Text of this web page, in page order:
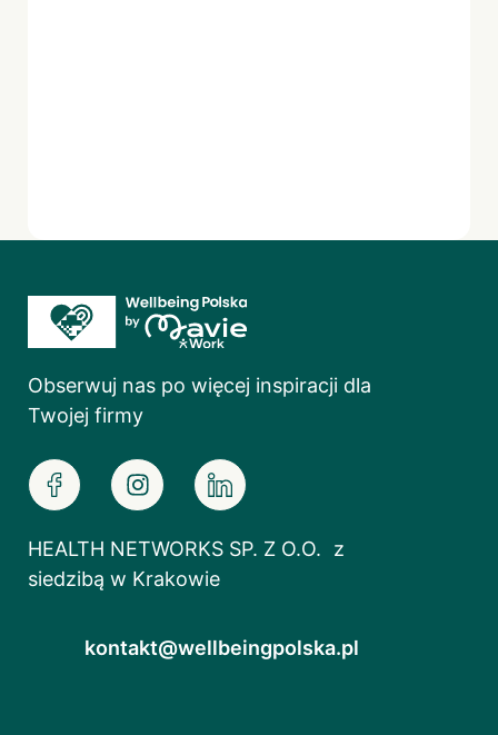
Obserwuj nas po więcej inspiracji dla
Twojej firmy
HEALTH NETWORKS SP. Z O.O. z
siedzibą w Krakowie
kontakt@wellbeingpolska.pl